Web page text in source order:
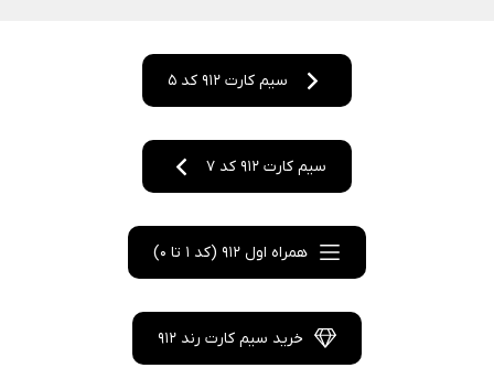
سیم کارت 912 کد 5
سیم کارت 912 کد 7
همراه اول 912 (کد 1 تا 0)
خرید سیم کارت رند 912